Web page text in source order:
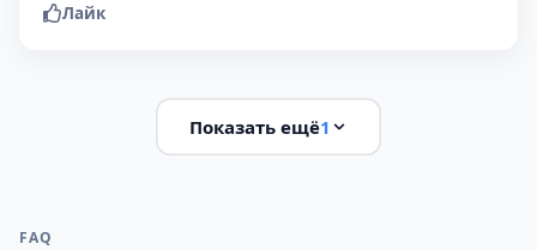
Лайк
Показать ещё1
FAQ